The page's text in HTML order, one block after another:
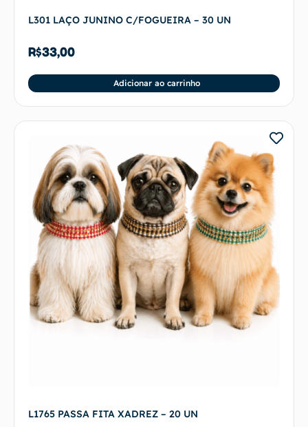
L301 LAÇO JUNINO C/FOGUEIRA – 30 UN
R$33,00
Adicionar ao carrinho
L1765 PASSA FITA XADREZ – 20 UN